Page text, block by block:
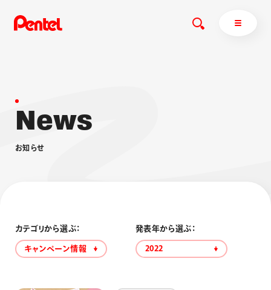
商品を探す
ブラッシュ（筆）
採用情報
運営会社
News
お知 らせ
カテゴリから選ぶ：
キャンペーン情報
発表年から選ぶ：
2022